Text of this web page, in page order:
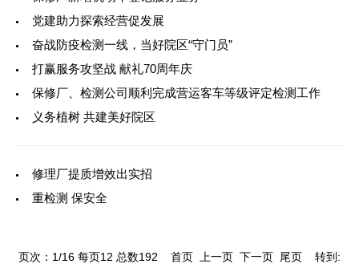
党建助力探索经营促发展
奋战防疫检测一线，当好院区“守门员”
打赢服务攻坚战 献礼70周年庆
保修厂、检测公司顺利完成营运客车等级评定检测工作
义务植树 共建美好院区
修理厂提质增效出实招
重检测 保安全
页次：1/16 每页12 总数192 首页 上一页 下一页 尾页 转到: